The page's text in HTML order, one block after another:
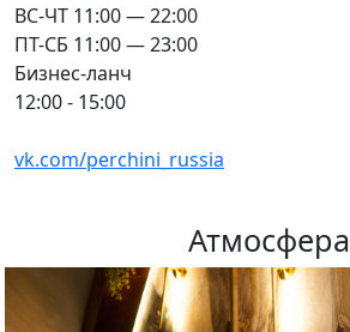
ВС-ЧТ 11:00 — 22:00
ПТ-СБ 11:00 — 23:00
Бизнес-ланч
12:00 - 15:00
vk.com/perchini_russia
Атмосфера